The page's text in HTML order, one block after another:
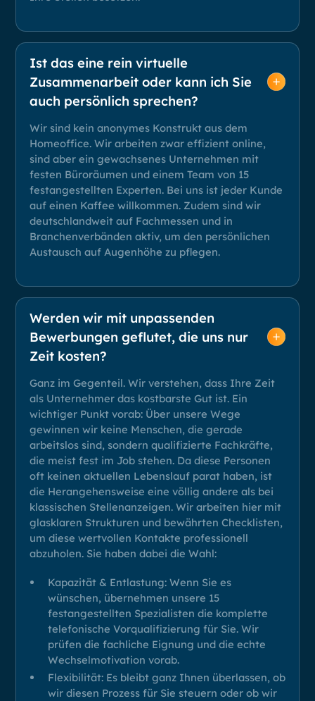
Ist das eine rein virtuelle
Zusammenarbeit oder kann ich Sie
auch persönlich sprechen?
Wir sind kein anonymes Konstrukt aus dem
Homeoffice. Wir arbeiten zwar effizient online,
sind aber ein gewachsenes Unternehmen mit
festen Büroräumen und einem Team von 15
festangestellten Experten. Bei uns ist jeder Kunde
auf einen Kaffee willkommen. Zudem sind wir
deutschlandweit auf Fachmessen und in
Branchenverbänden aktiv, um den persönlichen
Austausch auf Augenhöhe zu pflegen.
Werden wir mit unpassenden
Bewerbungen geflutet, die uns nur
Zeit kosten?
Ganz im Gegenteil. Wir verstehen, dass Ihre Zeit
als Unternehmer das kostbarste Gut ist. Ein
wichtiger Punkt vorab: Über unsere Wege
gewinnen wir keine Menschen, die gerade
arbeitslos sind, sondern qualifizierte Fachkräfte,
die meist fest im Job stehen. Da diese Personen
oft keinen aktuellen Lebenslauf parat haben, ist
die Herangehensweise eine völlig andere als bei
klassischen Stellenanzeigen. Wir arbeiten hier mit
glasklaren Strukturen und bewährten Checklisten,
um diese wertvollen Kontakte professionell
abzuholen. Sie haben dabei die Wahl:
Kapazität & Entlastung: Wenn Sie es
wünschen, übernehmen unsere 15
festangestellten Spezialisten die komplette
telefonische Vorqualifizierung für Sie. Wir
prüfen die fachliche Eignung und die echte
Wechselmotivation vorab.
Flexibilität: Es bleibt ganz Ihnen überlassen, ob
wir diesen Prozess für Sie steuern oder ob wir